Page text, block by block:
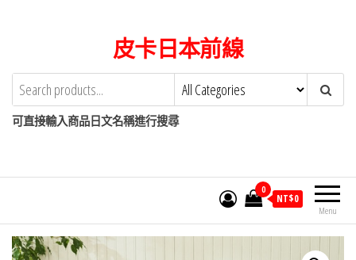
content
皮卡日本前線
可直接輸入商品日文名稱進行搜尋
Menu
0
NT$0